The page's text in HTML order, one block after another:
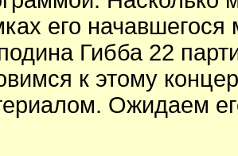
его
Гибба 22
к этому
Ожидаем